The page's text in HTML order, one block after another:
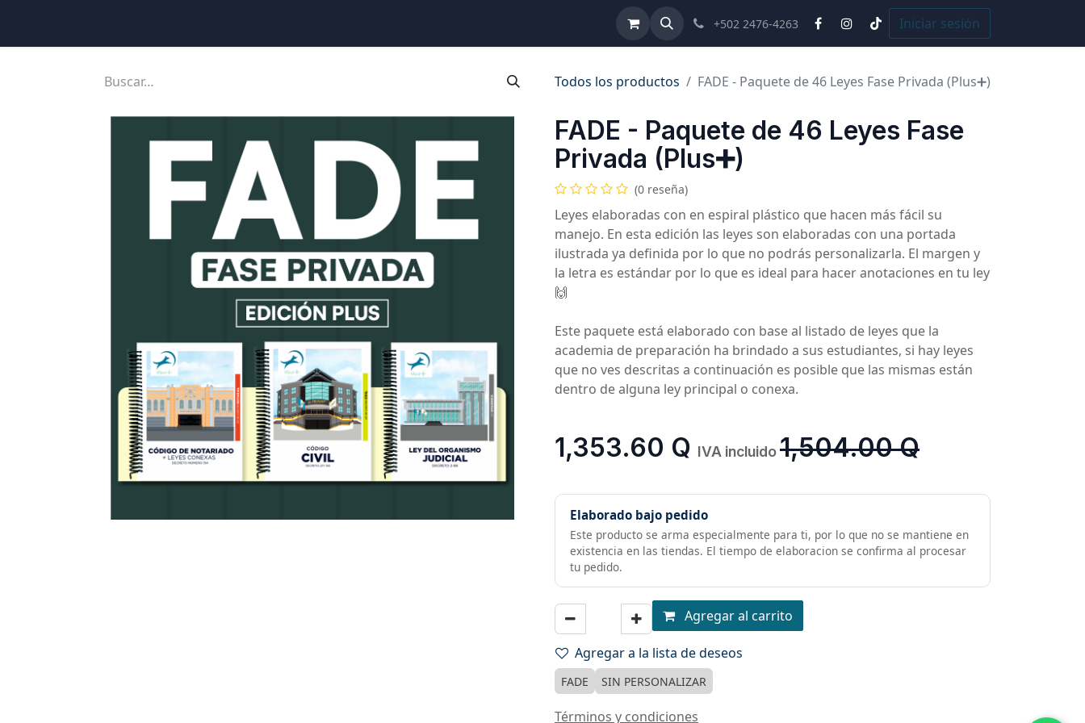
Términos y Condiciones Ayuda Cursos
+502 2476-4263 Iniciar sesión
Todos los productos FADE - Paquete de 46 Leyes Fase Privada (Plus➕)
FADE - Paquete de 46 Leyes Fase
Privada (Plus➕)
(0 reseña)
Leyes elaboradas con en espiral plástico que hacen más fácil su
manejo. En esta edición las leyes son elaboradas con una portada
ilustrada ya definida por lo que no podrás personalizarla. El margen y
la letra es estándar por lo que es ideal para hacer anotaciones en tu ley
🙌
Este paquete está elaborado con base al listado de leyes que la
academia de preparación ha brindado a sus estudiantes, si hay leyes
que no ves descritas a continuación es posible que las mismas están
dentro de alguna ley principal o conexa.
1,353.60 Q IVA incluido1,504.00Q
Elaborado bajo pedido
Este producto se arma especialmente para ti, por lo que no se mantiene en
existencia en las tiendas. El tiempo de elaboracion se confirma al procesar
tu pedido.
Agregar al carrito
Agregar a la lista de deseos
FADE SIN PERSONALIZAR
Términos y condiciones